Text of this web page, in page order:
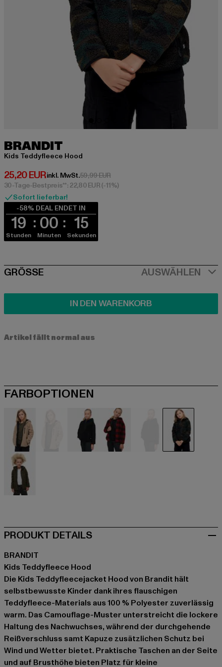
BRANDIT
Kids Teddyfleece Hood
25,20 EUR
Derzeitiger Preis: 25,20 EUR
inkl. MwSt.59,99 EURAktionspreis: 59,99 EUR
30-Tage-Bestpreis**: 22,80 EUR(-11%)
Sofort lieferbar!
-58% DEAL ENDET IN
19
Stunden
00
Minuten
15
Sekunden
SIZE
GRÖSSE AUSWÄHLEN
IN DEN WARENKORB
Artikel fällt normal aus
FARBOPTIONEN
beige
PRODUKT DETAILS
BRANDIT
Kids Teddyfleece Hood
Die Kids Teddyfleecejacket Hood von Brandit hält
selbstbewusste Kinder dank ihres flauschigen
Teddyfleece-Materials aus 100 % Polyester zuverlässig
warm. Das Camouflage-Muster unterstreicht die lockere
Haltung des Nachwuchses, während der durchgehende
Reißverschluss samt Kapuze zusätzlichen Schutz bei
Wind und Wetter bietet. Praktische Taschen an der Seite
und auf Brusthöhe bieten Platz für kleine